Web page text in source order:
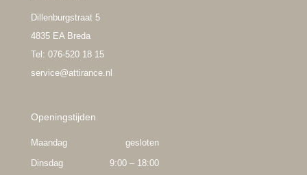
Dillenburgstraat 5
4835 EA Breda
Tel: 076-520 18 15
service@attirance.nl
Openingstijden
Maandag
gesloten
Dinsdag
9:00 – 18:00